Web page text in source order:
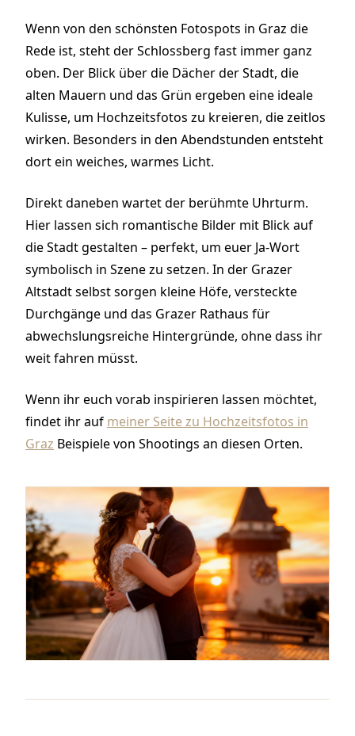
Wenn von den schönsten Fotospots in Graz die
Rede ist, steht der Schlossberg fast immer ganz
oben. Der Blick über die Dächer der Stadt, die
alten Mauern und das Grün ergeben eine ideale
Kulisse, um Hochzeitsfotos zu kreieren, die zeitlos
wirken. Besonders in den Abendstunden entsteht
dort ein weiches, warmes Licht.
Direkt daneben wartet der berühmte Uhrturm.
Hier lassen sich romantische Bilder mit Blick auf
die Stadt gestalten – perfekt, um euer Ja-Wort
symbolisch in Szene zu setzen. In der Grazer
Altstadt selbst sorgen kleine Höfe, versteckte
Durchgänge und das Grazer Rathaus für
abwechslungsreiche Hintergründe, ohne dass ihr
weit fahren müsst.
Wenn ihr euch vorab inspirieren lassen möchtet,
findet ihr auf meiner Seite zu Hochzeitsfotos in
Graz Beispiele von Shootings an diesen Orten.